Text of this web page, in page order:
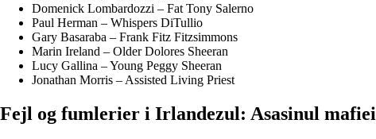
Domenick Lombardozzi – Fat Tony Salerno
Paul Herman – Whispers DiTullio
Gary Basaraba – Frank Fitz Fitzsimmons
Marin Ireland – Older Dolores Sheeran
Lucy Gallina – Young Peggy Sheeran
Jonathan Morris – Assisted Living Priest
Fejl og fumlerier i Irlandezul: Asasinul mafiei